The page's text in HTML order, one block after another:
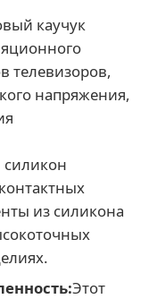
каучук
телевизоров,
напряжения,
из силикона
Этот